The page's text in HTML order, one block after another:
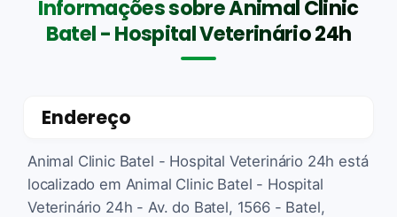
Informações sobre Animal Clinic
Batel - Hospital Veterinário 24h
Endereço
Animal Clinic Batel - Hospital Veterinário 24h está
localizado em Animal Clinic Batel - Hospital
Veterinário 24h - Av. do Batel, 1566 - Batel,